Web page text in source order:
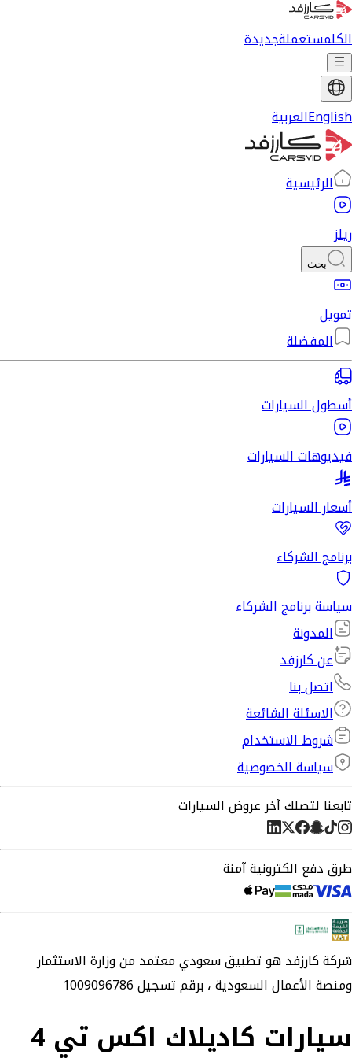
الكلمستعملةجديدة
Englishالعربية
الرئيسية
ريلز
بحث
تمويل
المفضلة
أسطول السيارات
فيديوهات السيارات
أسعار السيارات
برنامج الشركاء
سياسة برنامج الشركاء
المدونة
عن كارزفد
اتصل بنا
الاسئلة الشائعة
شروط الاستخدام
سياسة الخصوصية
تابعنا لتصلك آخر عروض السيارات
طرق دفع الكترونية آمنة
شركةكارزفدهو تطبيق سعودي معتمد من وزارة الاستثمار
ومنصة الأعمال السعودية ،برقم تسجيل 1009096786
سيارات كاديلاك اكس تي 4